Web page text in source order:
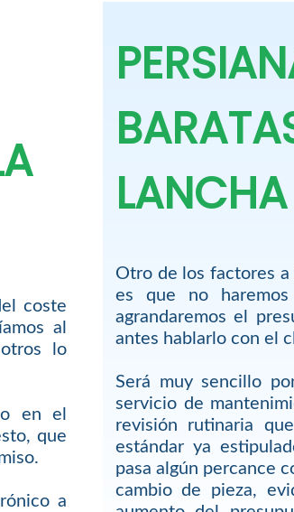
coste
al
lo
en el
que
a
LANCHA
Otro de los factores
es que no
agrandaremos el
antes hablarlo con el
Será muy sencillo
servicio de
revisión rutinaria
estándar ya
pasa algún percance
cambio de pieza,